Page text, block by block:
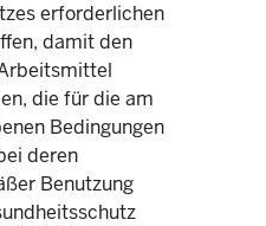
erforderlichen
damit den
die für die am
Bedingungen
deren
Benutzung